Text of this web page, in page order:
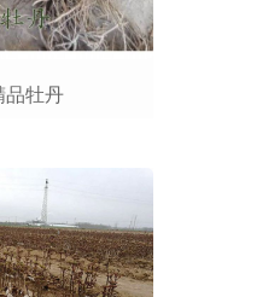
品牡丹